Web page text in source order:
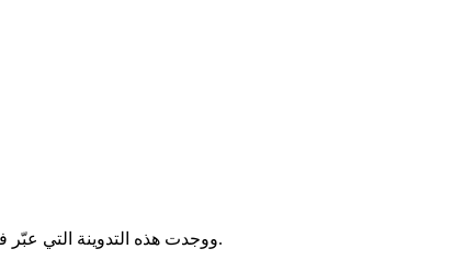
ووجدت هذه التدوينة التي عبّر فيها الإعلامي فيصل القاسم عن المستوى الراقي من الديمقراطية الذي بلغته تونس، تفاعلات عديدة حيث نالت 730 رتويت وتم تقاسمها 5300 مرة.